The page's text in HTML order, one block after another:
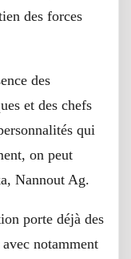
des forces
des
et des chefs
qui
on peut
Nannout Ag.
porte déjà des
notamment